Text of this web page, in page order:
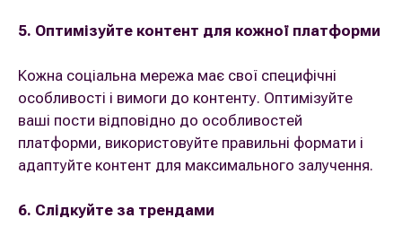
5. Оптимізуйте контент для кожної платформи
Кожна соціальна мережа має свої специфічні
особливості і вимоги до контенту. Оптимізуйте
ваші пости відповідно до особливостей
платформи, використовуйте правильні формати і
адаптуйте контент для максимального залучення.
6. Слідкуйте за трендами